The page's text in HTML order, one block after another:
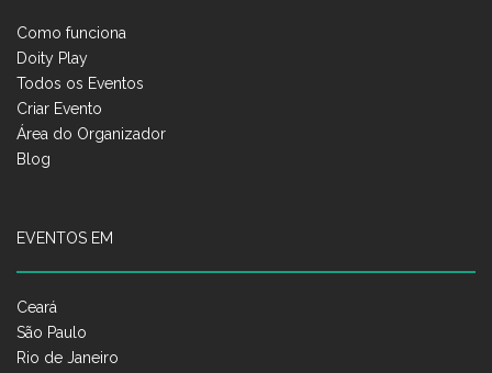
Como funciona
Doity Play
Todos os Eventos
Criar Evento
Área do Organizador
Blog
EVENTOS EM
Ceará
São Paulo
Rio de Janeiro